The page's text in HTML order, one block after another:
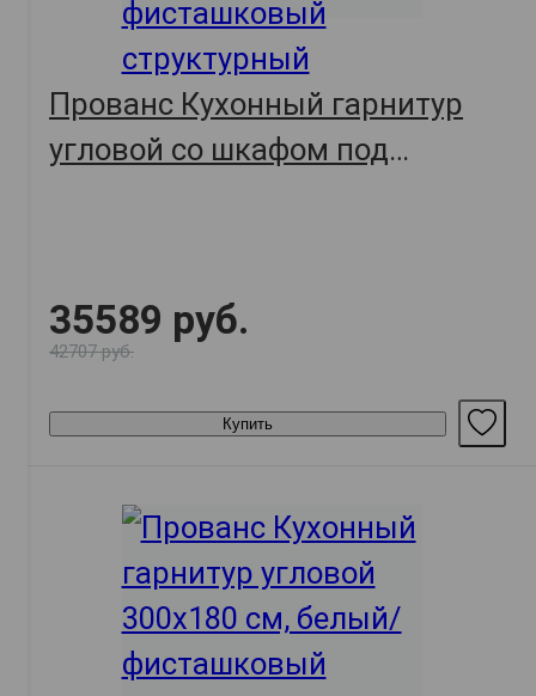
Прованс Кухонный гарнитур
угловой со шкафом под
35589 руб.
42707 руб.
Купить